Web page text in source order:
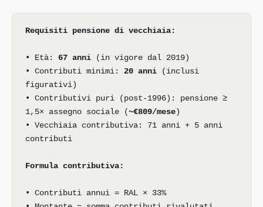
Requisiti pensione di vecchiaia:
• Età: 67 anni (in vigore dal 2019)
• Contributi minimi: 20 anni (inclusi
figurativi)
• Contributivi puri (post-1996): pensione ≥
1,5× assegno sociale (~€809/mese)
• Vecchiaia contributiva: 71 anni + 5 anni
contributi
Formula contributiva:
• Contributi annui = RAL × 33%